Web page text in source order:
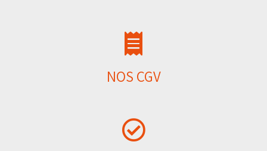
NOS CGV